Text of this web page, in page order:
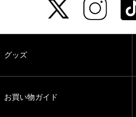
グッズ
お買い物ガイド